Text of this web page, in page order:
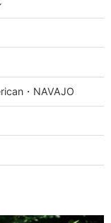
・NAVAJO